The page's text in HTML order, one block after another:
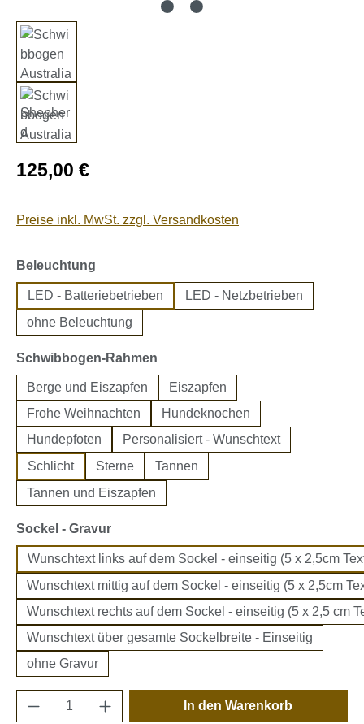
Regulärer Preis:
125,00 €
Preise inkl. MwSt. zzgl. Versandkosten
Beleuchtung
LED - Batteriebetrieben
LED - Netzbetrieben
ohne Beleuchtung
Schwibbogen-Rahmen
Berge und Eiszapfen
Eiszapfen
Frohe Weihnachten
Hundeknochen
Hundepfoten
Personalisiert - Wunschtext
Schlicht
Sterne
Tannen
Tannen und Eiszapfen
Sockel - Gravurauswählen
Wunschtext links auf dem Sockel - einseitig (5 x 2,5cm
Wunschtext mittig auf dem Sockel - einseitig (5 x 2,5cm
Wunschtext rechts auf dem Sockel - einseitig (5 x 2,5 cm
Wunschtext über gesamte Sockelbreite - Einseitig
ohne Gravur
Produkt Anzahl: Gib den gewünschten
In den Warenkorb